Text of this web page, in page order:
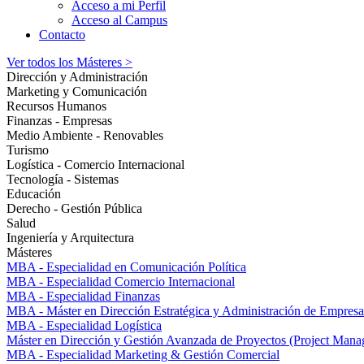
Acceso a mi Perfil
Acceso al Campus
Contacto
Ver todos los Másteres >
Dirección y Administración
Marketing y Comunicación
Recursos Humanos
Finanzas - Empresas
Medio Ambiente - Renovables
Turismo
Logística - Comercio Internacional
Tecnología - Sistemas
Educación
Derecho - Gestión Pública
Salud
Ingeniería y Arquitectura
Másteres
MBA - Especialidad en Comunicación Política
MBA - Especialidad Comercio Internacional
MBA - Especialidad Finanzas
MBA - Máster en Dirección Estratégica y Administración de
MBA - Especialidad Logística
Máster en Dirección y Gestión Avanzada de Proyectos (Project
MBA - Especialidad Marketing & Gestión Comercial